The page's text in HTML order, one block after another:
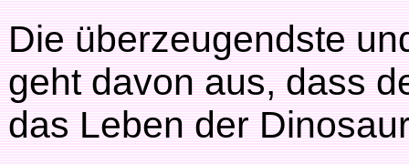
Die überzeugendste
geht davon aus, dass
das Leben der